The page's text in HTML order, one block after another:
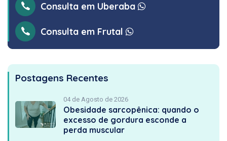
Consulta em Uberaba
Consulta em Frutal
Postagens Recentes
04 de Agosto de 2026
Obesidade sarcopênica: quando o
excesso de gordura esconde a
perda muscular